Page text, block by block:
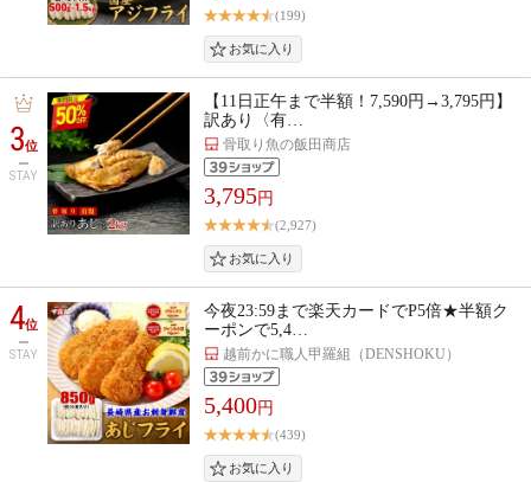
(199)
3位
STAY
【11日正午まで半額！7,590円→3,795円】
訳あり〈有…
骨取り魚の飯田商店
3,795円
(2,927)
4位
STAY
今夜23:59まで楽天カードでP5倍★半額ク
ーポンで5,4…
越前かに職人甲羅組（DENSHOKU）
5,400円
(439)